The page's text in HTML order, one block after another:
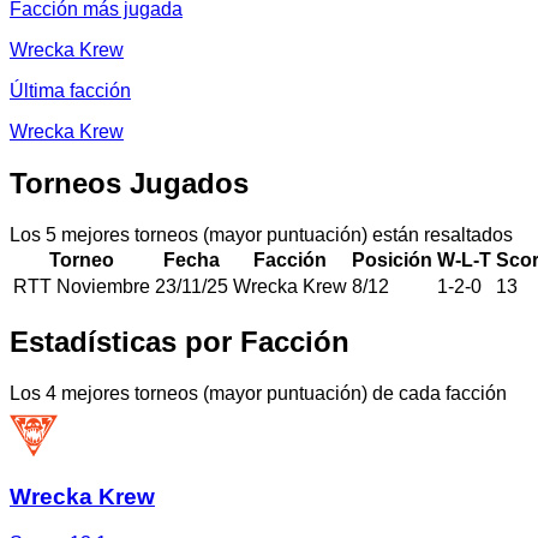
Facción más jugada
Wrecka Krew
Última facción
Wrecka Krew
Torneos Jugados
Los 5 mejores torneos (mayor puntuación) están resaltados
Torneo
Fecha Facción Posición W-L-T
RTT Noviembre 23/11/25 Wrecka Krew 8/12 1-2-0 13
Estadísticas por Facción
Los 4 mejores torneos (mayor puntuación) de cada facción
Wrecka Krew